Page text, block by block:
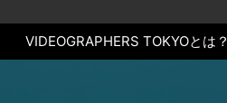
VIDEOGRAPHERS TOKYOとは？